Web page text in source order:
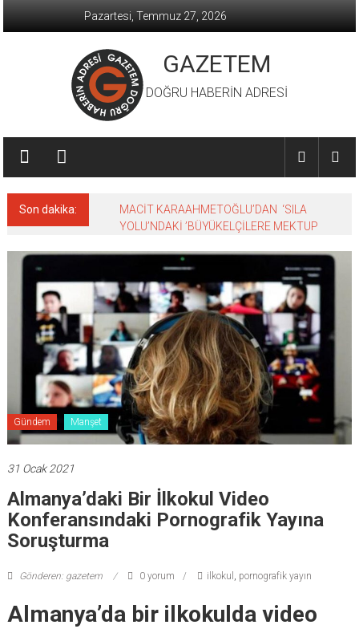
Pazartesi, Temmuz 27, 2026
GAZETEM
DOĞRU HABERİN ADRESİ
Son dakika:
MACİT KARAAHMETOĞLU’DAN ‘SILA
YOLU’NDAKİ ’BÜYÜKELÇİLERE MEKTUP
Gündem Manşet
31 Ocak 2021
Almanya’daki Bir İlkokul Video
Konferansındaki Pornografik Yayına
Soruşturma
Gönderen: gazetem 0 yorum ilkokul , pornografik yayın
Almanya’da bir ilkokulda video